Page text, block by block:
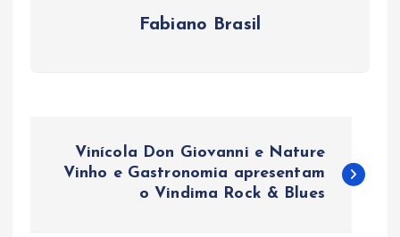
Fabiano Brasil
Vinícola Don Giovanni e Nature
Vinho e Gastronomia apresentam
o Vindima Rock & Blues